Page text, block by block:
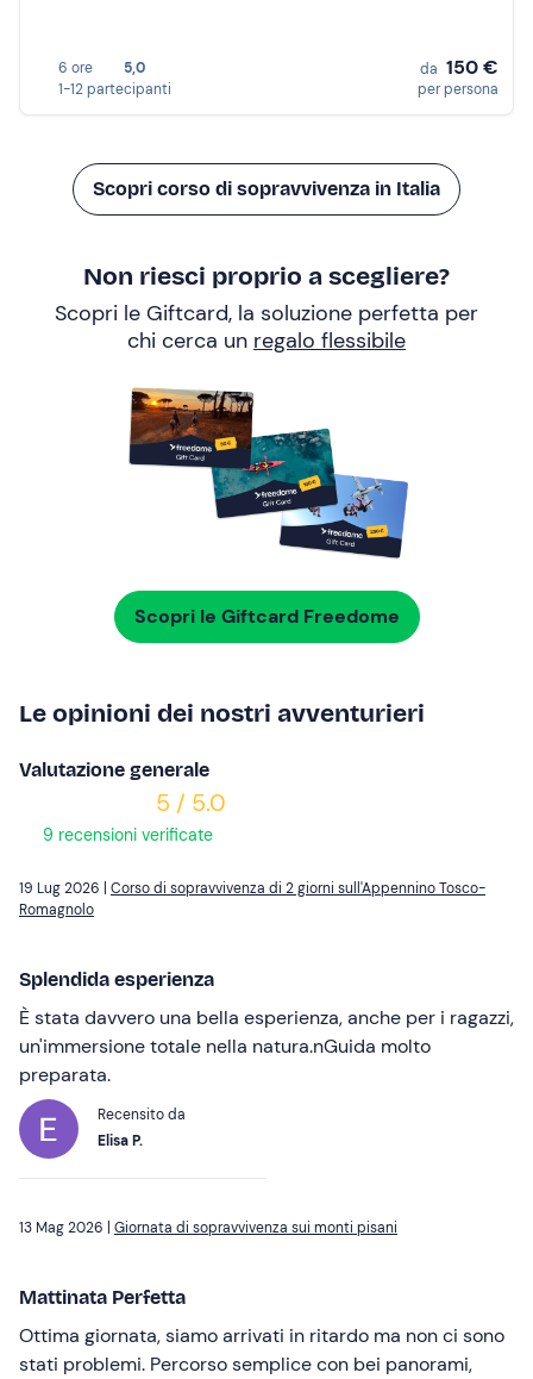
6 ore
5,0
1-12 partecipanti
da 150 €
per persona
Scopri corso di sopravvivenza in Italia
Non riesci proprio a scegliere?
Scopri le Giftcard, la soluzione perfetta per
chi cerca un regalo flessibile
Scopri le Giftcard Freedome
Le opinioni dei nostri avventurieri
Valutazione generale
5 / 5.0
9 recensioni verificate
19 Lug 2026 | Corso di sopravvivenza di 2 giorni sull'Appennino Tosco-
Romagnolo
Splendida esperienza
È stata davvero una bella esperienza, anche per i ragazzi,
un'immersione totale nella natura.nGuida molto
preparata.
Recensito da
Elisa P.
13 Mag 2026 | Giornata di sopravvivenza sui monti pisani
Mattinata Perfetta
Ottima giornata, siamo arrivati in ritardo ma non ci sono
stati problemi. Percorso semplice con bei panorami,